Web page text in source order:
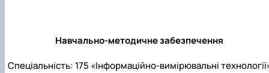
Навчально-методичне забезпечення
Спеціальність: 175 «Інформаційно-вимірювальні